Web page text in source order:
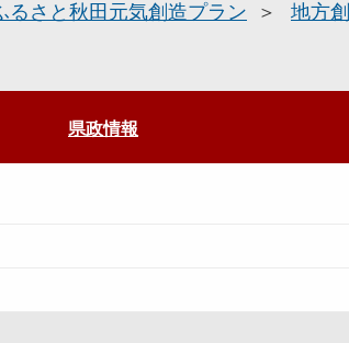
るさと秋田元気創造プラン
地方
県政情報